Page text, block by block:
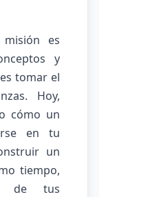
es
y
tomar el
Hoy,
cómo un
en tu
un
tiempo,
de tus